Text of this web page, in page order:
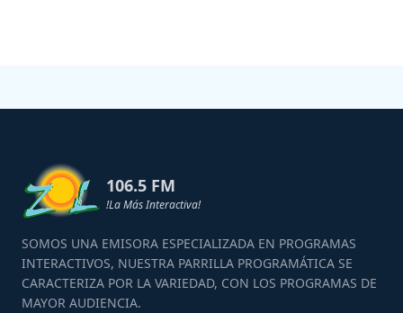
106.5 FM
!La Más Interactiva!
SOMOS UNA EMISORA ESPECIALIZADA EN PROGRAMAS
INTERACTIVOS, NUESTRA PARRILLA PROGRAMÁTICA SE
CARACTERIZA POR LA VARIEDAD, CON LOS PROGRAMAS DE
MAYOR AUDIENCIA.